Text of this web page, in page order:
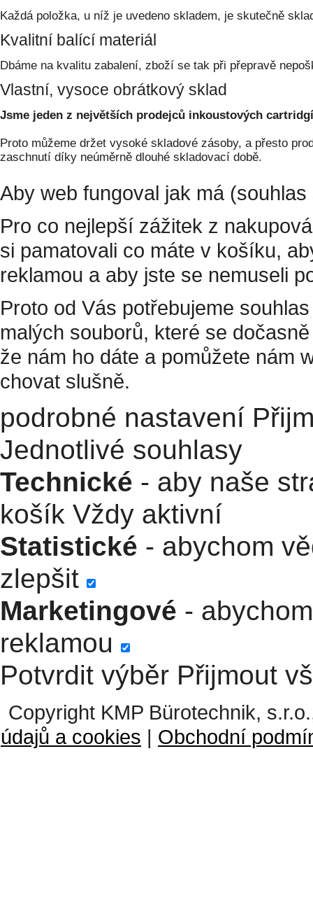
Každá položka, u níž je uvedeno skladem, je skutečně
Kvalitní balící materiál
Dbáme na kvalitu zabalení, zboží se tak při přepravě
Vlastní, vysoce obrátkový sklad
Jsme jeden z největších prodejců inkoustových
Proto můžeme držet vysoké skladové zásoby, a přesto
zaschnutí díky neúměrně dlouhé skladovací době.
Aby web fungoval jak má
Pro co nejlepší zážitek z
si pamatovali co máte v košíku,
reklamou a aby jste se nemuseli
Proto od Vás potřebujeme
malých souborů, které se
že nám ho dáte a pomůžete nám
chovat slušně.
podrobné nastavení
Jednotlivé souhlasy
Technické - aby naše
košík Vždy aktivní
Statistické - abychom
zlepšit
Marketingové -
reklamou
Potvrdit výběr Přijmout
Copyright KMP Bürotechnik,
údajů a cookies | Obchodní